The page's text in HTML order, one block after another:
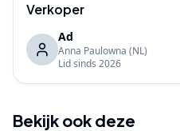
Verkoper
Ad
Anna Paulowna (NL)
Lid sinds 2026
Bekijk ook deze